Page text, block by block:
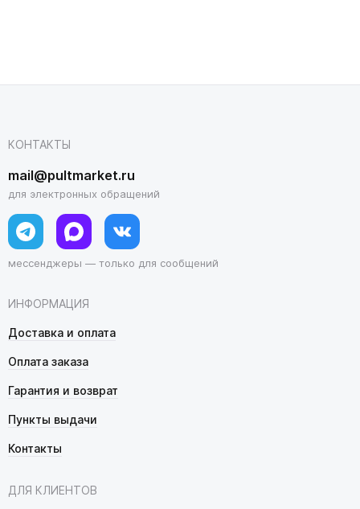
ИНФОРМАЦИЯ
Доставка и оплата
Оплата заказа
Гарантия и возврат
Пункты выдачи
Контакты
ДЛЯ КЛИЕНТОВ
КОНТАКТЫ
mail@pultmarket.ru
для электронных обращений
мессенджеры — только для сообщений